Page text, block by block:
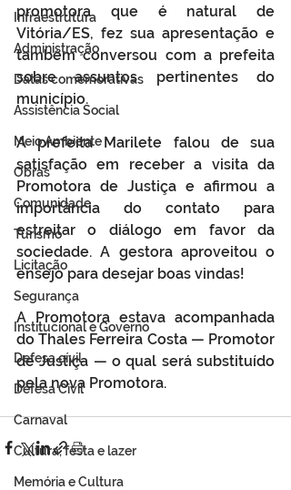
Infraestrutura
Administração
Datas comemorativas
Assistência Social
Meio Ambiente
Obras
Comunidade
Turismo
Licitação
Segurança
Institucional e Governo
Defesa cívil
Defesa Civil
Carnaval
Cultura, festa e lazer
Memória e Cultura
promotora que é natural de
Vitória/ES, fez sua apresentação e
também conversou com a prefeita
sobre assuntos pertinentes do
município.
A prefeita Marilete falou de sua
satisfação em receber a visita da
Promotora de Justiça e afirmou a
importância do contato para
estreitar o diálogo em favor da
sociedade. A gestora aproveitou o
ensejo para desejar boas vindas!
A Promotora estava acompanhada
do Thales Ferreira Costa — Promotor
de Justiça — o qual será substituído
pela nova Promotora.